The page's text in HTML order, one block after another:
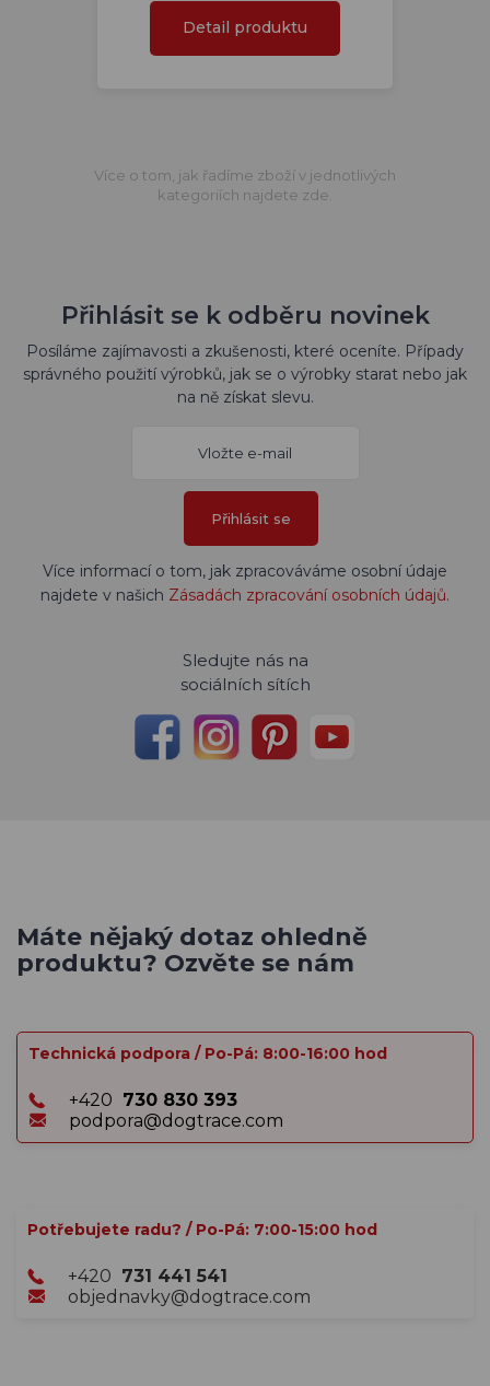
Detail produktu
Více o tom, jak řadíme zboží v jednotlivých
kategoriích najdete zde.
Přihlásit se k odběru novinek
Posíláme zajímavosti a zkušenosti, které oceníte. Případy
správného použití výrobků, jak se o výrobky starat nebo jak
na ně získat slevu.
Přihlásit se
Více informací o tom, jak zpracováváme osobní údaje
najdete v našich Zásadách zpracování osobních údajů.
Sledujte nás na
sociálních sítích
Máte nějaký dotaz ohledně
produktu? Ozvěte se nám
Technická podpora / Po-Pá: 8:00-16:00 hod
+420 730 830 393
podpora@dogtrace.com
Potřebujete radu? / Po-Pá: 7:00-15:00 hod
+420 731 441 541
objednavky@dogtrace.com